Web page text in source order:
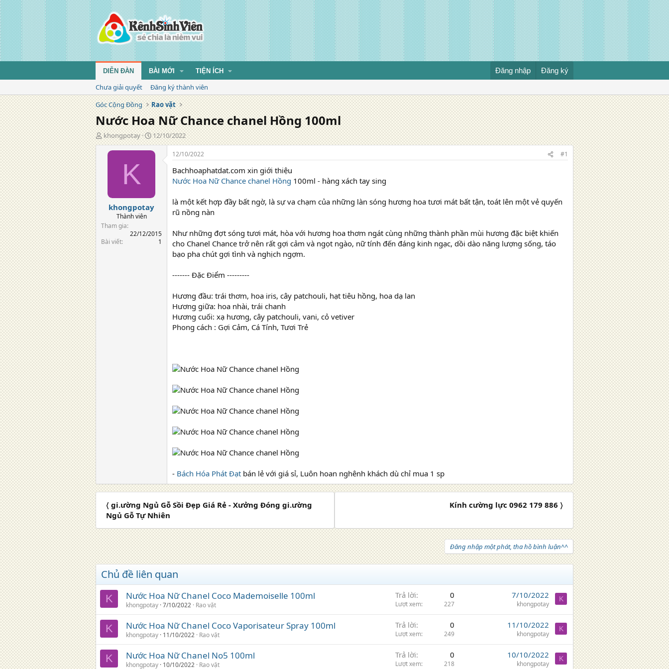
DIỄN ĐÀN BÀI MỚI TIỆN ÍCH Đăng nhập Đăng ký
Chưa giải quyết
Đăng ký thành viên
Góc Cộng Đồng
Rao vặt
Nước Hoa Nữ Chance chanel Hồng 100ml
T
á
khongpotay
N
g
à
g
12/10/2022
K
khongpotay
Thành viên
Tham gia
22/12/2015
Bài viết
1
12/10/2022 #1
Bachhoaphatdat.com xin giới thiệu
Nước Hoa Nữ Chance chanel Hồng 100ml - hàng xách tay sing
là một kết hợp đầy bất ngờ, là sự va chạm của những làn sóng hương hoa tươi mát bất tận, toát lên một vẻ quyến
rũ nồng nàn
Như những đợt sóng tươi mát, hòa với hương hoa thơm ngát cùng những thành phần mùi hương đặc biệt khiến
cho Chanel Chance trở nên rất gợi cảm và ngọt ngào, nữ tính đến đáng kinh ngạc, dồi dào năng lượng sống, táo
bạo pha chút gợi tình và nghịch ngợm.
------- Đặc Điểm ---------
Hương đầu: trái thơm, hoa iris, cây patchouli, hạt tiêu hồng, hoa dạ lan
Hương giữa: hoa nhài, trái chanh
Hương cuối: xạ hương, cây patchouli, vani, cỏ vetiver
Phong cách : Gợi Cảm, Cá Tính, Tươi Trẻ
- Bách Hóa Phát Đạt bán lẻ với giá sỉ, Luôn hoan nghênh khách dù chỉ mua 1 sp
〈 gi.ường Ngủ Gỗ Sồi Đẹp Giá Rẻ - Xưởng Đóng gi.ường
Ngủ Gỗ Tự Nhiên
Kính cường lực 0962 179 886 〉
Đăng nhập một phát, tha hồ bình luận^^
Chủ đề liên quan
K Nước Hoa Nữ Chanel Coco Mademoiselle 100ml
khongpotay 7/10/2022 Rao vặt
Trả lời 0
Lượt xem 227
7/10/2022
khongpotay
K
K Nước Hoa Nữ Chanel Coco Vaporisateur Spray 100ml
khongpotay 11/10/2022 Rao vặt
Trả lời 0
Lượt xem 249
11/10/2022
khongpotay
K
K Nước Hoa Nữ Chanel No5 100ml
khongpotay 10/10/2022 Rao vặt
Trả lời 0
Lượt xem 218
10/10/2022
khongpotay
K